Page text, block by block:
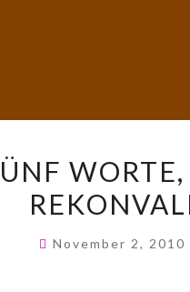
November 2, 2010